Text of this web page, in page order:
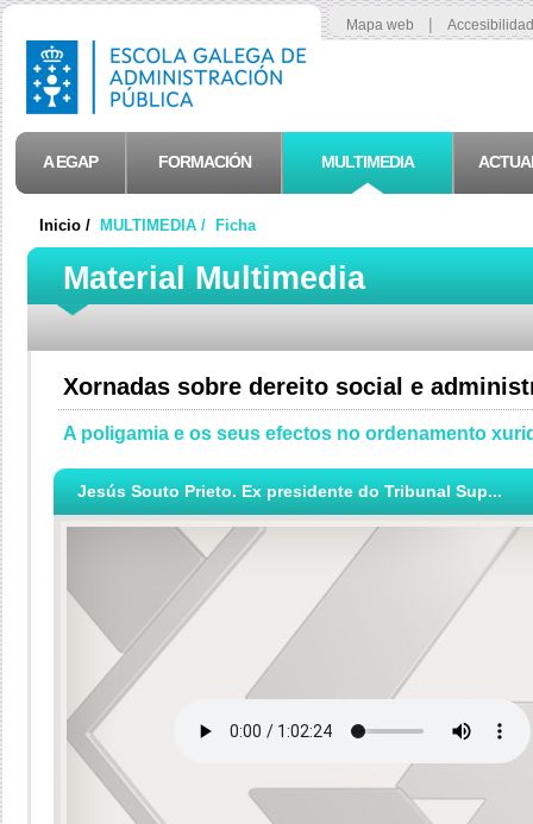
Mapa web |
A EGAP FORMACIÓN MULTIMEDIA
Inicio / MULTIMEDIA / Ficha
Material Multimedia
Xornadas sobre dereito social e
A poligamia e os seus efectos no ordenamento
Jesús Souto Prieto. Ex presidente do Tribunal Sup...